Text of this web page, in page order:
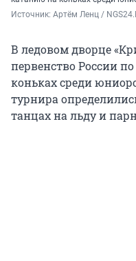
Источник: Артём Ленц /
В ледовом дворце
первенство России
коньках среди
турнира
танцах на льду и